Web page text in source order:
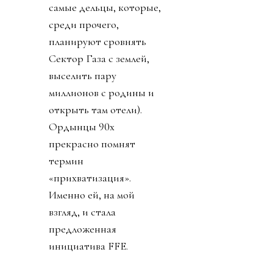
самые дельцы, которые,
среди прочего,
планируют сровнять
Сектор Газа с землей,
выселить пару
миллионов с родины и
открыть там отели).
Ордынцы 90х
прекрасно помнят
термин
«прихватизация».
Именно ей, на мой
взгляд, и стала
предложенная
инициатива FFE.